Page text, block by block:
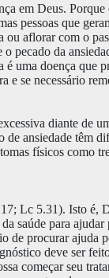
em Deus. Porque
pessoas que
ou aflorar com o
pecado da
é uma doença que
e se necessário
diante de
de ansiedade têm
físicos como
Lc 5.31). Isto é,
saúde para ajudar
de procurar ajuda
deve ser
começar seu